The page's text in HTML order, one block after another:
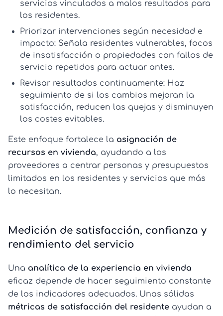
servicios vinculados a malos resultados para
los residentes.
Priorizar intervenciones según necesidad e
impacto: Señala residentes vulnerables, focos
de insatisfacción o propiedades con fallos de
servicio repetidos para actuar antes.
Revisar resultados continuamente: Haz
seguimiento de si los cambios mejoran la
satisfacción, reducen las quejas y disminuyen
los costes evitables.
Este enfoque fortalece la asignación de
recursos en vivienda, ayudando a los
proveedores a centrar personas y presupuestos
limitados en los residentes y servicios que más
lo necesitan.
Medición de satisfacción, confianza y
rendimiento del servicio
Una analítica de la experiencia en vivienda
eficaz depende de hacer seguimiento constante
de los indicadores adecuados. Unas sólidas
métricas de satisfacción del residente ayudan a